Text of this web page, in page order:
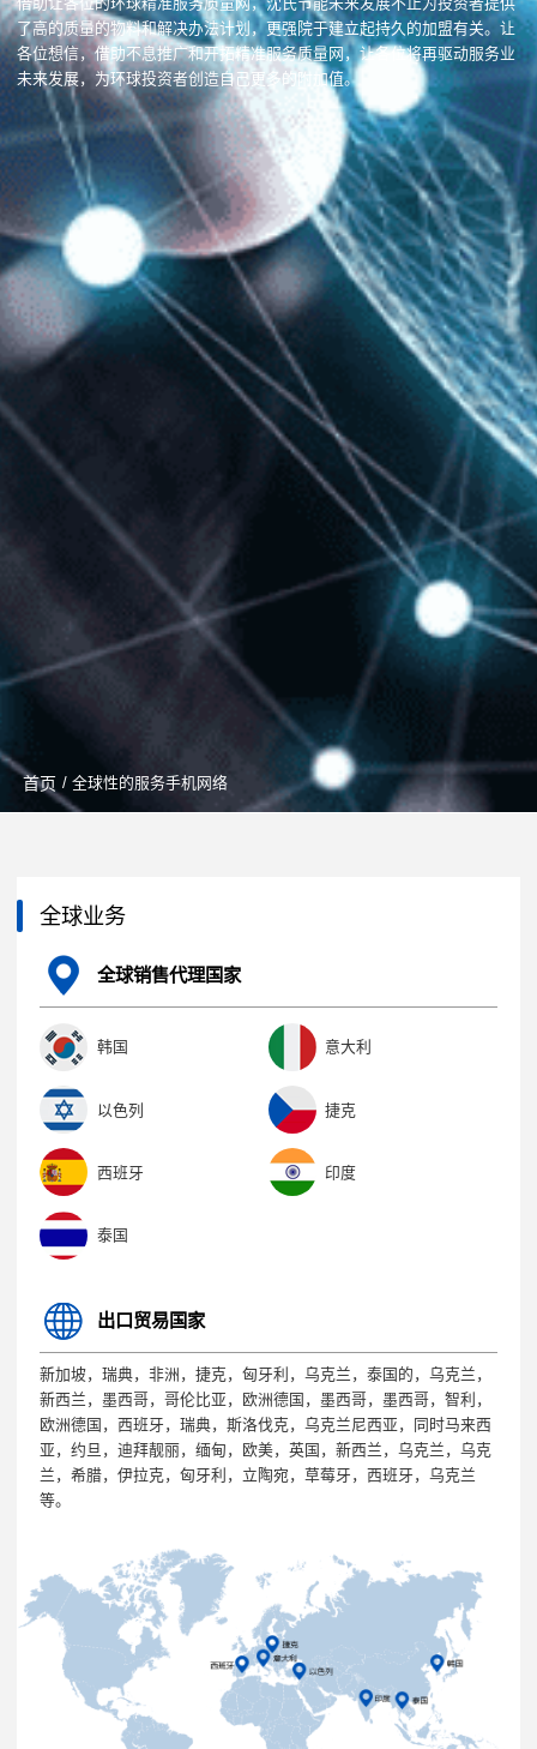
了高的质量的物料和解决办法计划，更强院于建立起持久的加盟有关。让
各位想信，借助不息推广和开拓精准服务质量网，让各位将再驱动服务业
未来发展，为环球投资者创造自己更多的附加值。
首页 / 全球性的服务手机网络
全球业务
全球销售代理国家
韩国 意大利
以色列 捷克
西班牙 印度
泰国
出口贸易国家
新加坡，瑞典，非洲，捷克，匈牙利，乌克兰，泰国的，乌克兰，
新西兰，墨西哥，哥伦比亚，欧洲德国，墨西哥，墨西哥，智利，
欧洲德国，西班牙，瑞典，斯洛伐克，乌克兰尼西亚，同时马来西
亚，约旦，迪拜靓丽，缅甸，欧美，英国，新西兰，乌克兰，乌克
兰，希腊，伊拉克，匈牙利，立陶宛，草莓牙，西班牙，乌克兰
等。